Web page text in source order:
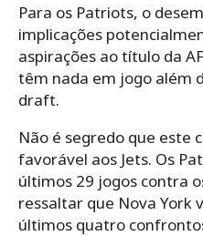
Para os Patriots, o
implicações
aspirações ao título da
têm nada em jogo além
draft.
Não é segredo que este
favorável aos Jets. Os
últimos 29 jogos contra
ressaltar que Nova York
últimos quatro